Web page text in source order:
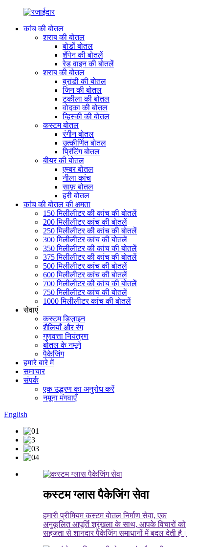
कांच की बोतल
शराब की बोतल
बोर्डो बोतल
शैंपेन की बोतलें
रेड वाइन की बोतलें
शराब की बोतल
ब्रांडी की बोतल
जिन की बोतल
टकीला की बोतल
वोदका की बोतल
व्हिस्की की बोतल
कस्टम बोतल
रंगीन बोतल
उत्कीर्णित बोतल
प्रिंटिंग बोतल
बीयर की बोतल
एम्बर बोतल
नीला कांच
साफ़ बोतल
हरी बोतल
कांच की बोतल की क्षमता
150 मिलीलीटर की कांच की बोतलें
200 मिलीलीटर कांच की बोतलें
250 मिलीलीटर की कांच की बोतलें
300 मिलीलीटर कांच की बोतलें
350 मिलीलीटर की कांच की बोतलें
375 मिलीलीटर की कांच की बोतलें
500 मिलीलीटर कांच की बोतलें
600 मिलीलीटर कांच की बोतलें
700 मिलीलीटर की कांच की बोतलें
750 मिलीलीटर कांच की बोतलें
1000 मिलीलीटर कांच की बोतलें
सेवाएं
कस्टम डिज़ाइन
शैलियाँ और रंग
गुणवत्ता नियंत्रण
बोतल के नमूने
पैकेजिंग
हमारे बारे में
समाचार
संपर्क
एक उद्धरण का अनुरोध करें
नमूना मंगवाएँ
English
कस्टम ग्लास पैकेजिंग सेवा
हमारी प्रीमियम कस्टम बोतल निर्माण सेवा, एक
अनुकूलित आपूर्ति श्रृंखला के साथ, आपके विचारों को
सहजता से शानदार पैकेजिंग समाधानों में बदल देती है।